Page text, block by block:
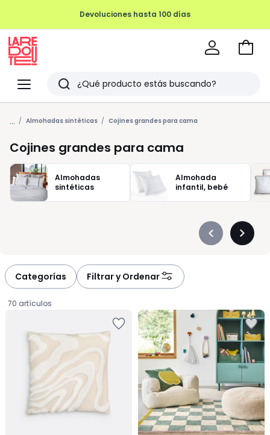
REMATE FINAL HASTA -70%
Menu
Redoute
Buscar
Últimos
artículos
vistos
Ir
... Almohadas sintéticas Cojines grandes para cama
Cojines grandes para cama
Almohadas
sintéticas
Almohada
infantil, bebé
Précédent
Categorías Filtrar y Ordenar
70 artículos